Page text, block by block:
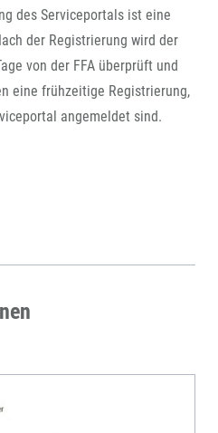
des Serviceportals ist eine
der Registrierung wird der
von der FFA überprüft und
eine frühzeitige Registrierung,
angemeldet sind.